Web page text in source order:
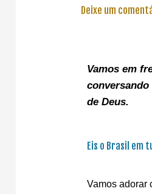
Deixe um
Vamos em
de Deus.
Eis o Brasil em
Vamos adorar